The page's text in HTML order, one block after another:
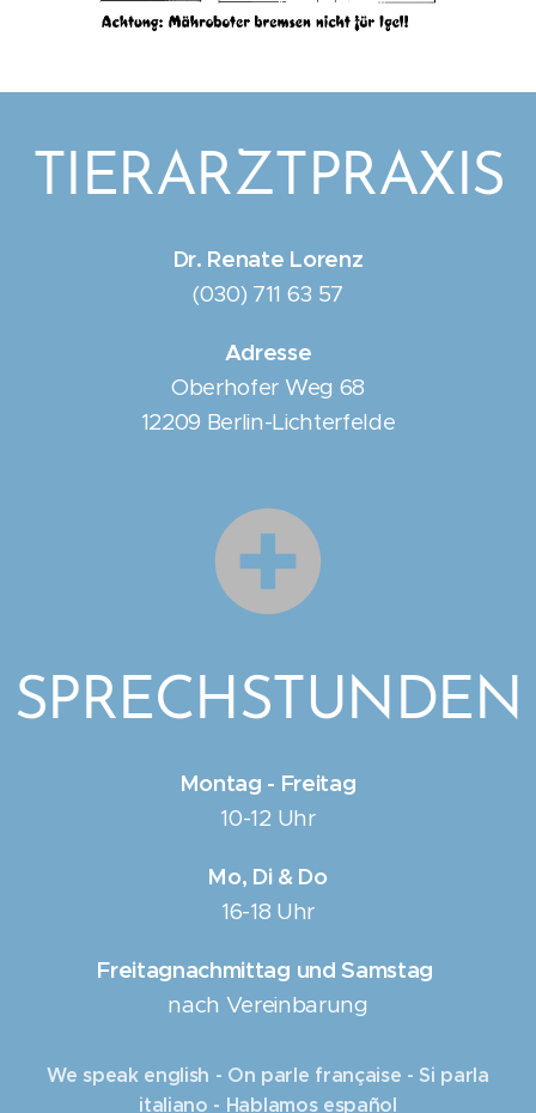
TIERARZTPRAXIS
Dr. Renate Lorenz
(030) 711 63 57
Adresse
Oberhofer Weg 68
12209 Berlin-Lichterfelde
SPRECHSTUNDEN
Montag - Freitag
10-12 Uhr
Mo, Di & Do
16-18 Uhr
Freitagnachmittag und Samstag
nach Vereinbarung
We speak english - On parle française - Si parla
italiano - Hablamos español